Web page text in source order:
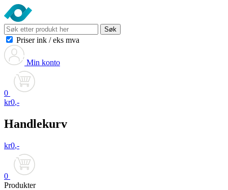
Søk
Priser ink / eks mva
Min konto
0
kr0,-
Handlekurv
kr0,-
0
Produkter